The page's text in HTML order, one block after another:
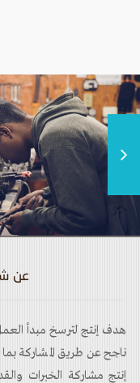
عن
هدف إنتج لترسخ مبدأ
ناجح عن طريق المشاركة
إنتج مشاركة الخبرات